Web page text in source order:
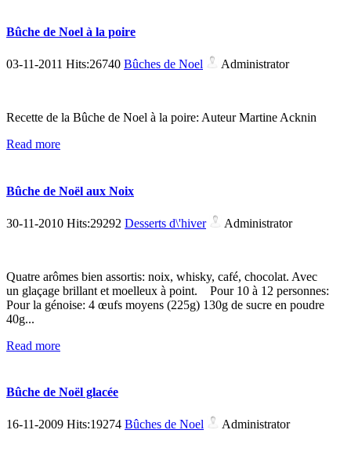
Bûche de Noel à la poire
03-11-2011 Hits:26740 Bûches de Noel Administrator
Recette de la Bûche de Noel à la poire: Auteur Martine Acknin
Read more
Bûche de Noël aux Noix
30-11-2010 Hits:29292 Desserts d\'hiver Administrator
Quatre arômes bien assortis: noix, whisky, café, chocolat. Avec
un glaçage brillant et moelleux à point. Pour 10 à 12 personnes:
Pour la génoise: 4 œufs moyens (225g) 130g de sucre en poudre
40g...
Read more
Bûche de Noël glacée
16-11-2009 Hits:19274 Bûches de Noel Administrator